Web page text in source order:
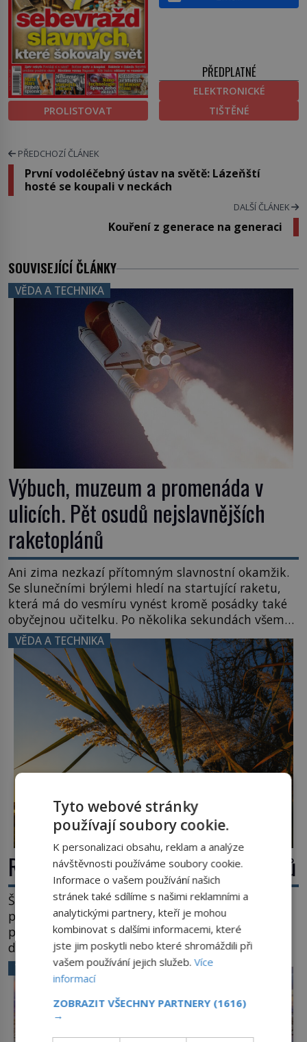
PROLISTOVAT
PŘEDPLATNÉ
ELEKTRONICKÉ
TIŠTĚNÉ
PŘEDCHOZÍ ČLÁNEK
První vodoléčebný ústav na světě: Lázeňští
hosté se koupali v neckách
DALŠÍ ČLÁNEK
Kouření z generace na generaci
SOUVISEJÍCÍ ČLÁNKY
VĚDA A TECHNIKA
Výbuch, muzeum a promenáda v
ulicích. Pět osudů nejslavnějších
raketoplánů
Ani zima nezkazí přítomným slavnostní okamžik.
Se slunečními brýlemi hledí na startující raketu,
která má do vesmíru vynést kromě posádky také
obyčejnou učitelku. Po několika sekundách všem
ztuhnou úsměvy, stroj totiž exploduje. Jejich
konstrukce není z levného kraje, daňové
poplatníky stojí miliardy dolarů. Na druhou stranu
zvládnou jen představitelné věci. Na malé kousky
Název: Columbia První […]
VĚDA A TECHNIKA
Rákos: Nenápadný poklad z mokřadů
Šumí ve větru na březích rybníků, ukrývá vodní
ptáky a mnozí kolem něj procházejí bez
povšimnutí. Přesto právě rákos pomáhal stavět
domy, vyrábět lodě, zapisovat první texty a
inspiroval řadu pověstí. Tato skromná, ale
užitečná rostlina provází člověka už tisíce let.
Většina lidí vnímá rákos jen jako obyčejnou kulisu
letního koupání. Stačí se však podívat […]
VĚDA A TECHNIKA
Tyto webové stránky
používají soubory cookie.
K personalizaci obsahu, reklam a analýze
návštěvnosti používáme soubory cookie.
Informace o vašem používání našich
stránek také sdílíme s našimi reklamními a
analytickými partnery, kteří je mohou
kombinovat s dalšími informacemi, které
jste jim poskytli nebo které shromáždili při
vašem používání jejich služeb.Více
informací
ZOBRAZIT VŠECHNY PARTNERY (1616)
→